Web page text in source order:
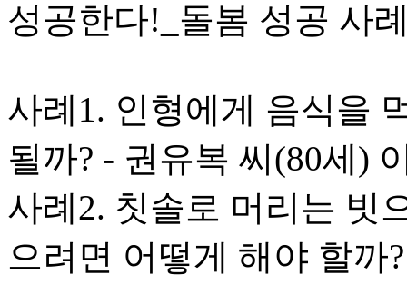
성공한다!_돌봄 성공 사
사례1. 인형에게 음식을
될까? - 권유복 씨(80세)
사례2. 칫솔로 머리는 빗
으려면 어떻게 해야 할까